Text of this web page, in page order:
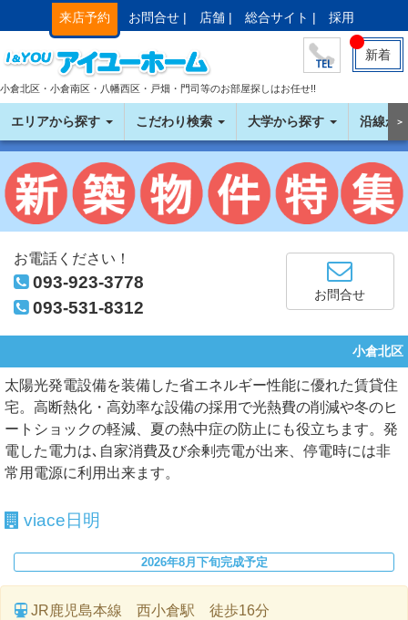
来店予約 お問合せ | 店舗 | 総合サイト | 採用
新着
小倉北区・小倉南区・八幡西区・戸畑・門司等のお部屋探しはお任せ!!
エリアから探す こだわり検索 大学から探す 沿線か＞
お電話ください！
093-923-3778
093-531-8312
お問合せ
小倉北区
太陽光発電設備を装備した省エネルギー性能に優れた賃貸住
宅。高断熱化・高効率な設備の採用で光熱費の削減や冬のヒ
ートショックの軽減、夏の熱中症の防止にも役立ちます。発
電した電力は､自家消費及び余剰売電が出来、停電時には非
常用電源に利用出来ます。
viace日明
2026年8月下旬完成予定
JR鹿児島本線 西小倉駅 徒歩16分